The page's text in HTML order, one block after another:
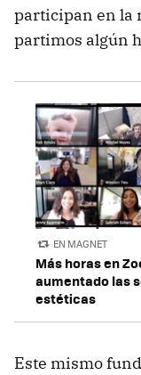
participan en la
partimos algún
EN MAGNET
Más horas en
aumentado las
estéticas
Este mismo